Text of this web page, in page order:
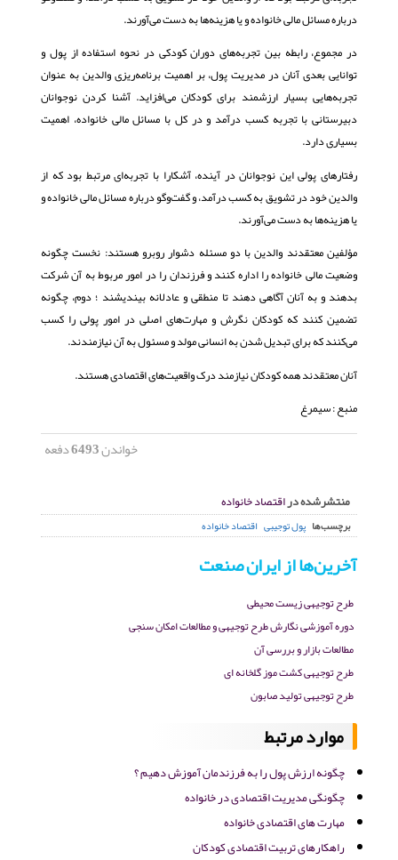
درباره مسائل مالی خانواده و یا هزینه‌ها به دست می‌آورند.
در مجموع، رابطه بین تجربه‌های دوران کودکی در نحوه استفاده از پول و
توانایی بعدی آنان در مدیریت پول، بر اهمیت برنامه‌ریزی والدین به عنوان
تجربه‌هایی بسیار ارزشمند برای کودکان می‌افزاید. آشنا کردن نوجوانان
دبیرستانی با تجربه کسب درآمد و در کل با مسائل مالی خانواده، اهمیت
بسیاری دارد.
رفتارهای پولی این نوجوانان در آینده، آشکارا با تجربه‌ای مرتبط بود که از
والدین خود در تشویق به کسب درآمد، و گفت‌وگو درباره مسائل مالی خانواده و
یا هزینه‌ها به دست می‌آورند.
مؤلفین معتقدند والدین با دو مسئله دشوار روبرو هستند: نخست چگونه
وضعیت مالی خانواده را اداره کنند و فرزندان را در امور مربوط به آن شرکت
بدهند و به آنان آگاهی دهند تا منطقی و عادلانه بیندیشند ؛ دوم، چگونه
تضمین کنند که کودکان نگرش و مهارت‌های اصلی در امور پولی را کسب
می‌کنند که برای تبدیل شدن به انسانی مولد و مسئول به آن نیازمندند.
آنان معتقدند همه کودکان نیازمند درک واقعیت‌های اقتصادی هستند.
منبع : سیمرغ
خواندن6493دفعه
منتشرشده دراقتصاد خانواده
برچسب‌ها پول توجیبی اقتصاد خانواده
آخرین‌ها از ایران صنعت
طرح توجیهی زیست محیطی
دوره آموزشی نگارش طرح توجیهی و مطالعات امکان سنجی
مطالعات بازار و بررسی آن
طرح توجیهی کشت موز گلخانه ای
طرح توجیهی تولید صابون
موارد مرتبط
چگونه ارزش پول را به فرزندمان آموزش دهیم ؟
چگونگی مدیریت اقتصادی در خانواده
مهارت های اقتصادی خانواده
راهکارهای تربیت اقتصادی کودکان